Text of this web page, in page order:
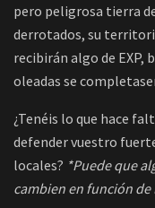
pero peligrosa tierra
derrotados, su
recibirán algo de EXP,
oleadas se
¿Tenéis lo que hace
defender vuestro
locales? *Puede que
cambien en función de